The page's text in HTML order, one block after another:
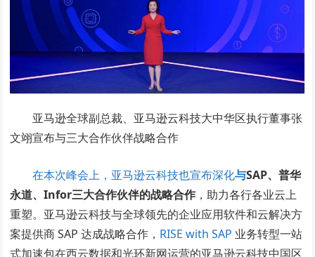
亚马逊全球副总裁、亚马逊云科技大中华区执行董事张
文翊宣布与三大合作伙伴战略合作
在本次峰会上，亚马逊云科技也宣布深化与SAP、普华
永道、Infor三大合作伙伴的战略合作 ，助力各行各业云上
重塑。亚马逊云科技与全球领先的企业应用软件和云解决方
案提供商 SAP 达成战略合作， RISE with SAP 业务转型一站
式加速包在西云数据和光环新网运营的亚马逊云科技中国区